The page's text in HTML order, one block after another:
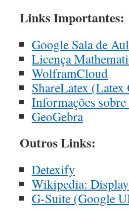
Links Importantes:
Google Sala de
Licença
WolframCloud
ShareLatex
Informações
GeoGebra
Outros Links:
Detexify
Wikipedia:
G-Suite (Google